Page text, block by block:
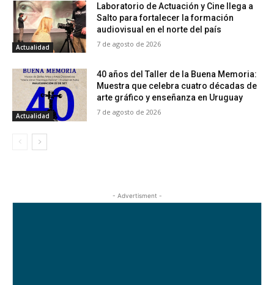
Actualidad
Laboratorio de Actuación y Cine llega a
Salto para fortalecer la formación
audiovisual en el norte del país
7 de agosto de 2026
Actualidad
40 años del Taller de la Buena Memoria:
Muestra que celebra cuatro décadas de
arte gráfico y enseñanza en Uruguay
7 de agosto de 2026
- Advertisment -